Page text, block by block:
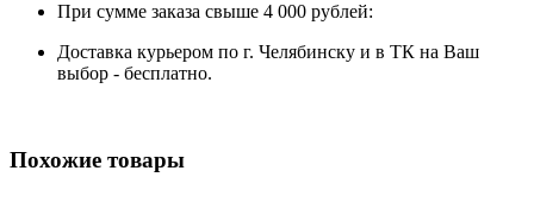
При сумме заказа свыше 4 000 рублей:
Доставка курьером по г. Челябинску и в ТК на Ваш
выбор - бесплатно.
Похожие товары